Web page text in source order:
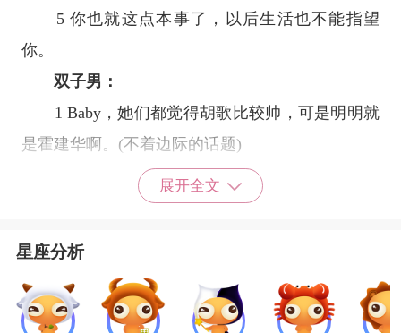
5 你也就这点本事了，以后生活也不能指望
你。
双子男：
1 Baby，她们都觉得胡歌比较帅，可是明明就
是霍建华啊。(不着边际的话题)
2 Baby，陪我看新出的韩剧吧。
3 Baby，你觉得我比较好看还是范冰冰?
4 Baby，你不要跟我讲我听不懂的话题啦。
展开全文
星座分析